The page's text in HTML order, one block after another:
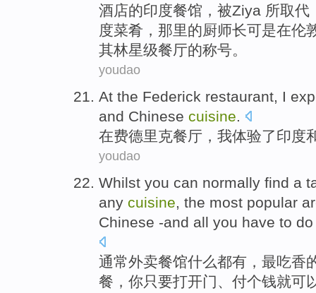
酒店的印度餐馆 ，被Ziya 所取代
度菜肴 ，那里的厨师长可是在伦
其林星级餐厅的称号。
youdao
At the Federick restaurant, I
and Chinese cuisine.
在费德里克餐厅 ， 我体验了印度
youdao
Whilst you can normally find a
any cuisine, the most popular
Chinese -and all you have to
通常外卖餐馆什么都有， 最吃香
餐 ， 你只要打开门、 付个钱就可